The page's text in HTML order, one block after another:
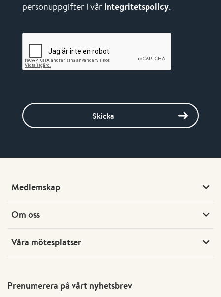
personuppgifter i vårintegritetspolicy.
Skicka
Medlemskap
Om oss
Våra mötesplatser
Prenumerera på vårt nyhetsbrev